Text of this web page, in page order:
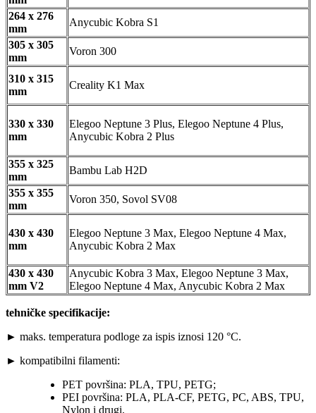
264 x 276
mm
Anycubic Kobra S1
305 x 305
mm
Voron 300
310 x 315
mm
Creality K1 Max
330 x 330
mm
Elegoo Neptune 3 Plus, Elegoo Neptune 4 Plus,
Anycubic Kobra 2 Plus
355 x 325
mm
Bambu Lab H2D
355 x 355
mm
Voron 350, Sovol SV08
430 x 430
mm
Elegoo Neptune 3 Max, Elegoo Neptune 4 Max,
Anycubic Kobra 2 Max
430 x 430
mm V2
Anycubic Kobra 3 Max, Elegoo Neptune 3 Max,
Elegoo Neptune 4 Max, Anycubic Kobra 2 Max
tehničke specifikacije:
► maks. temperatura podloge za ispis iznosi 120 °C.
► kompatibilni filamenti:
PET površina: PLA, TPU, PETG;
PEI površina: PLA, PLA-CF, PETG, PC, ABS, TPU,
Nylon i drugi.